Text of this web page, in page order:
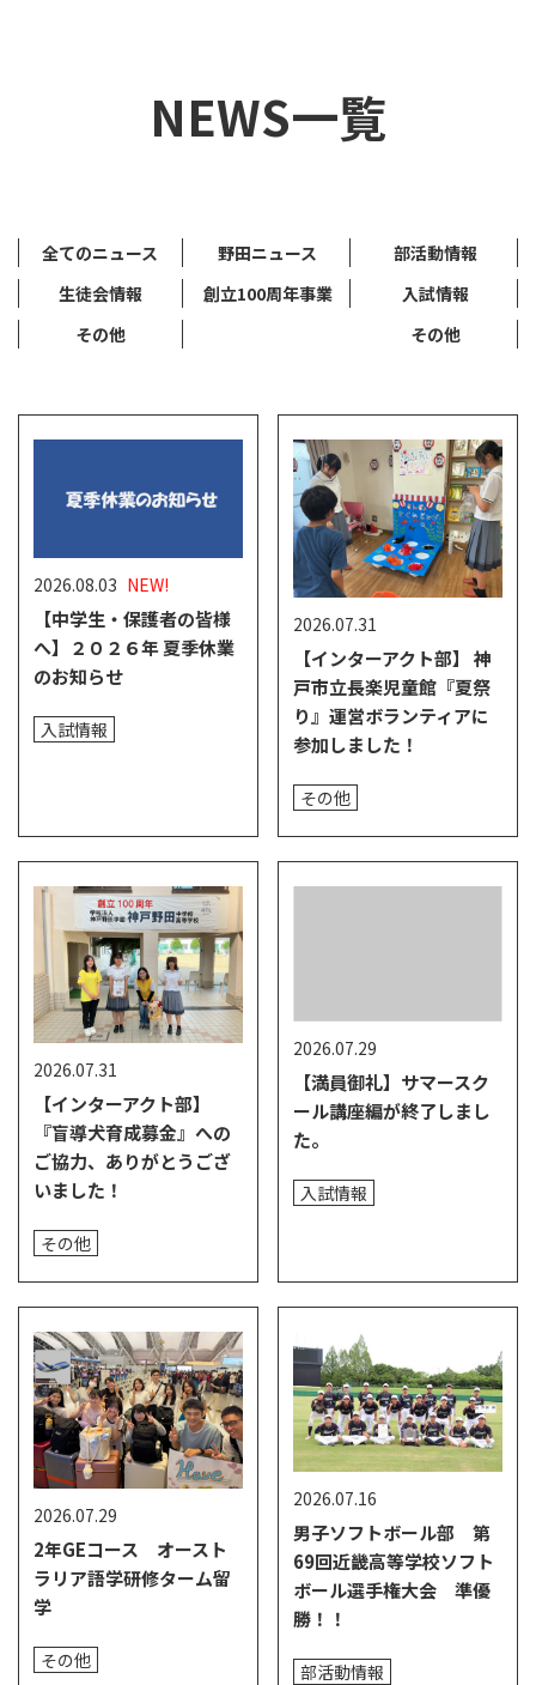
NEWS一覧
全てのニュース 野田ニュース
部活動情報
生徒会情報
創立100周年事業
入試情報
その他
その他
2026.08.03 NEW!
【中学生・保護者の皆様
へ】２０２６年 夏季休業
のお知らせ
入試情報
2026.07.31
【インターアクト部】 神
戸市立長楽児童館『夏祭
り』運営ボランティアに
参加しました！
その他
2026.07.31
【インターアクト部】
『盲導犬育成募金』への
ご協力、ありがとうござ
いました！
その他
2026.07.29
【満員御礼】サマースク
ール講座編が終了しまし
た。
入試情報
2026.07.29
2年GEコース オースト
ラリア語学研修ターム留
学
その他
2026.07.16
男子ソフトボール部 第
69回近畿高等学校ソフト
ボール選手権大会 準優
勝！！
部活動情報